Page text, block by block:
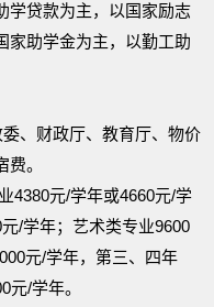
学贷款为主，以国家励志
家助学金为主，以勤工助
、财政厅、教育厅、物价
。
4380元/学年或4660元/学
/学年；艺术类专业9600
元/学年，第三、四年
/学年。